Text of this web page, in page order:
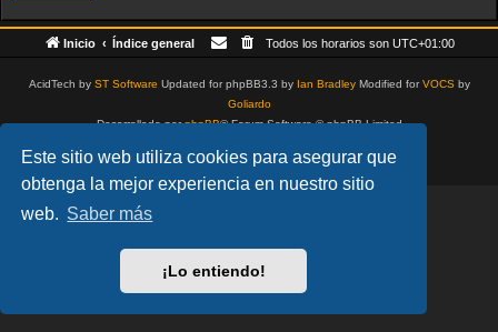
Este sitio web utiliza cookies para asegurar que
obtenga la mejor experiencia en nuestro sitio
web. Saber más
¡Lo entiendo!
Inicio Índice general Todos los horarios son UTC+01:00
AcidTech by ST Software Updated for phpBB3.3 by Ian BradleyModified forVOCSby
Goliardo
Desarrollado porphpBB® Forum Software © phpBB Limited
Privacidad| Condiciones